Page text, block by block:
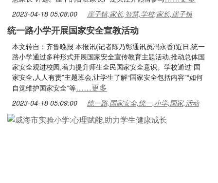
2023-04-18 05:08:00 崖子镇,家长,智慧,学校,家长,崖子镇
统一路小学开展国家安全宣教活动
本文转自：齐鲁晚报 本报讯(记者陈乃彰通讯员冯永香)近日,统一
路小学通过多种形式开展国家安全宣传教育主题活动,推动总体国
家安全观进校园,着力提升师生全民国家安全意识。学校通过“国
家安全,人人有责”主题班会,让学生了解“国家安全包括内容”“如何
自觉维护国家安全”等……更多
2023-04-18 05:09:00 统一路,国家安全,统一,小学,国家,活动